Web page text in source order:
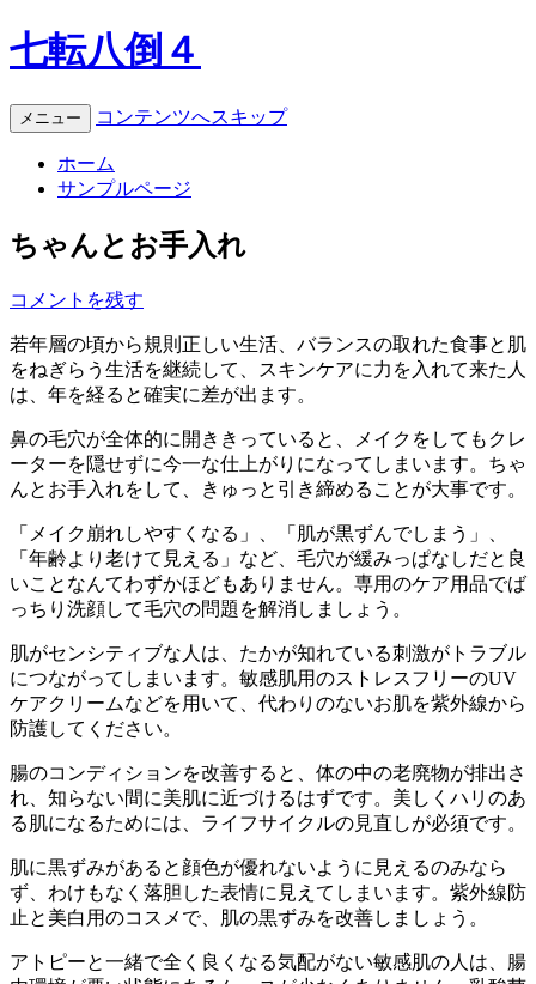
七転八倒４
メニュー コンテンツへスキップ
ホーム
サンプルページ
ちゃんとお手入れ
コメントを残す
若年層の頃から規則正しい生活、バランスの取れた食事と肌
をねぎらう生活を継続して、スキンケアに力を入れて来た人
は、年を経ると確実に差が出ます。
鼻の毛穴が全体的に開ききっていると、メイクをしてもクレ
ーターを隠せずに今一な仕上がりになってしまいます。ちゃ
んとお手入れをして、きゅっと引き締めることが大事です。
「メイク崩れしやすくなる」、「肌が黒ずんでしまう」、
「年齢より老けて見える」など、毛穴が緩みっぱなしだと良
いことなんてわずかほどもありません。専用のケア用品でば
っちり洗顔して毛穴の問題を解消しましょう。
肌がセンシティブな人は、たかが知れている刺激がトラブル
につながってしまいます。敏感肌用のストレスフリーのUV
ケアクリームなどを用いて、代わりのないお肌を紫外線から
防護してください。
腸のコンディションを改善すると、体の中の老廃物が排出さ
れ、知らない間に美肌に近づけるはずです。美しくハリのあ
る肌になるためには、ライフサイクルの見直しが必須です。
肌に黒ずみがあると顔色が優れないように見えるのみなら
ず、わけもなく落胆した表情に見えてしまいます。紫外線防
止と美白用のコスメで、肌の黒ずみを改善しましょう。
アトピーと一緒で全く良くなる気配がない敏感肌の人は、腸